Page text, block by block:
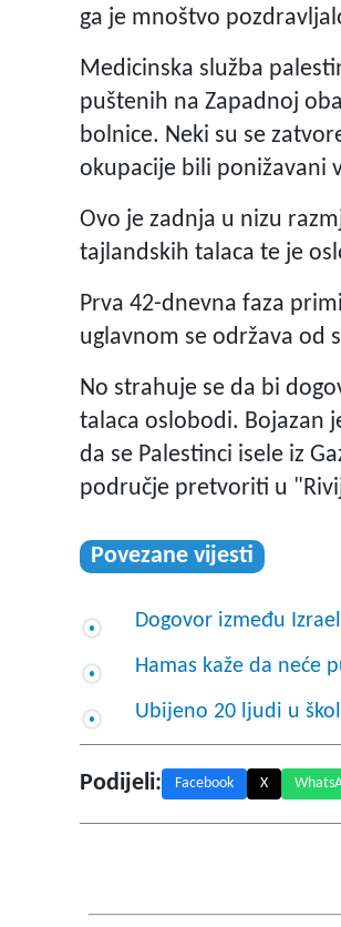
ga je mnoštvo
Medicinska služba
puštenih na Zapadnoj
bolnice. Neki su se
okupacije bili ponižavani
Ovo je zadnja u nizu
tajlandskih talaca te je
Prva 42-dnevna faza
uglavnom se održava od
No strahuje se da bi
talaca oslobodi. Bojazan
da se Palestinci isele iz
područje pretvoriti u
Povezane vijesti
Dogovor između
Hamas kaže da neće
Ubijeno 20 ljudi u
Podijeli: Facebook X